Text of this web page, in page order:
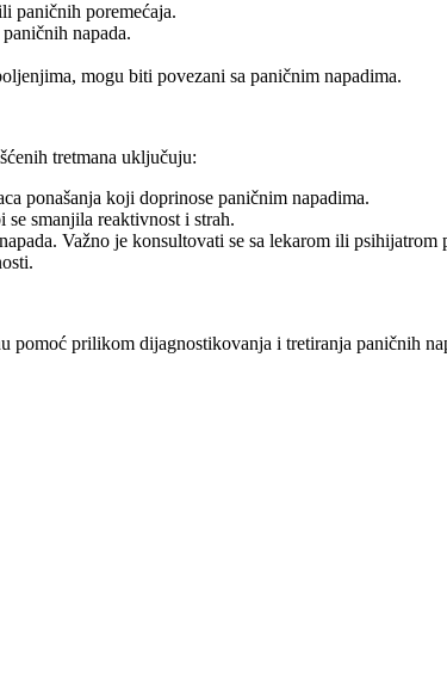
paničnih poremećaja.
napada.
mogu biti povezani sa paničnim napadima.
tretmana uključuju:
ponašanja koji doprinose paničnim napadima.
smanjila reaktivnost i strah.
Važno je konsultovati se sa lekarom ili
pomoć prilikom dijagnostikovanja i tretiranja paničnih